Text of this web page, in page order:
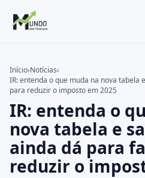
Economia
Finanças
Buscar no site
Buscar por:
Pressione Enter para buscar
Início›Notícias›
IR: entenda o que muda na nova tabela
para reduzir o imposto em 2025
IR: entenda o
nova tabela e
ainda dá para
reduzir o